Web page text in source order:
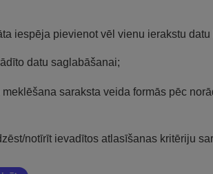
iespēja pievienot vēl vienu ierakstu datu
datu saglabāšanai;
saraksta veida formās pēc
notīrīt ievadītos atlasīšanas kritēriju